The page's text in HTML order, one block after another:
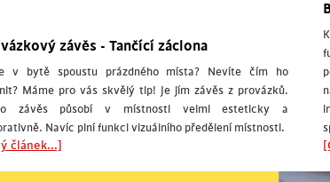
závěs - Tančící záclona
v bytě spoustu prázdného místa? Nevíte čím ho
Máme pro vás skvělý tip! Je jím závěs z provázků.
závěs působí v místnosti velmi esteticky a
Navíc plní funkci vizuálního předělení místnosti.
článek...]